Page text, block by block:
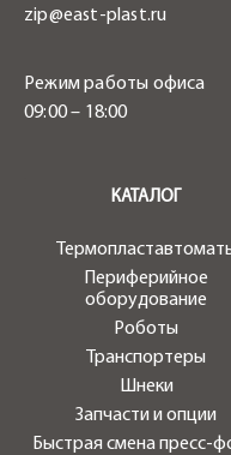
zip@east-plast.ru
Режим работы офиса
09:00 – 18:00
КАТАЛОГ
Периферийное
оборудование
Роботы
Транспортеры
Шнеки
Запчасти и опции
Быстрая смена пресс-